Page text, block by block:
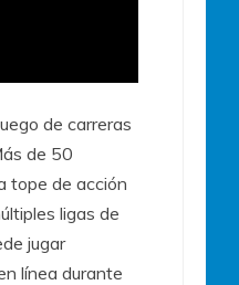
de carreras
de 50
tope de acción
ligas de
jugar
línea durante